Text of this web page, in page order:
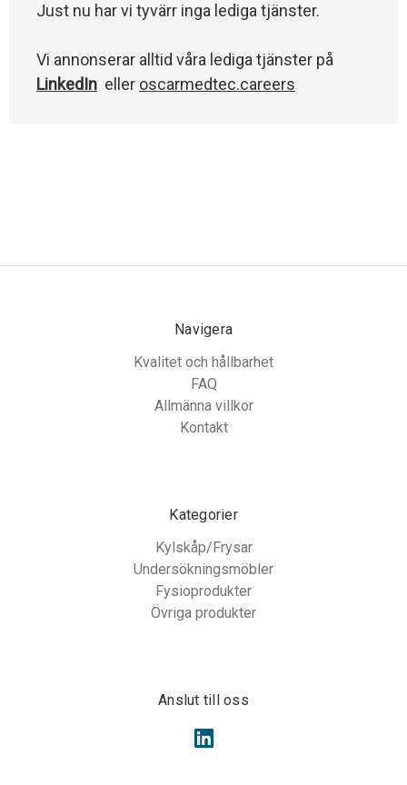
Just nu har vi tyvärr inga lediga tjänster.
Vi annonserar alltid våra lediga tjänster på
LinkedIn eller oscarmedtec.careers
Navigera
Kvalitet och hållbarhet
FAQ
Allmänna villkor
Kontakt
Kategorier
Kylskåp/Frysar
Undersökningsmöbler
Fysioprodukter
Övriga produkter
Anslut till oss